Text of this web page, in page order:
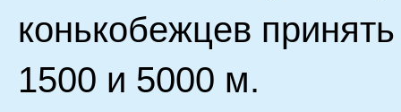
конькобежцев
1500 и 5000 м.